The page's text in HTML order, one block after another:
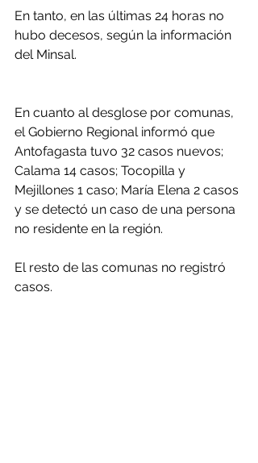
En tanto, en las últimas 24 horas no
hubo decesos, según la información
del Minsal.
En cuanto al desglose por comunas,
el Gobierno Regional informó que
Antofagasta tuvo 32 casos nuevos;
Calama 14 casos; Tocopilla y
Mejillones 1 caso; María Elena 2 casos
y se detectó un caso de una persona
no residente en la región.
El resto de las comunas no registró
casos.